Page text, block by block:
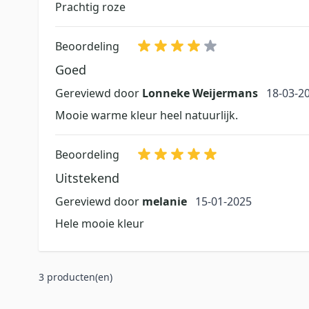
Prachtig roze
Beoordeling
Goed
Gereviewd door Lonneke Weijermans 18
18-03-
Mooie warme kleur heel natuurlijk.
Beoordeling
Uitstekend
Gereviewd door melanie 15 januari 2025
15-01-2025
Hele mooie kleur
3 producten(en)